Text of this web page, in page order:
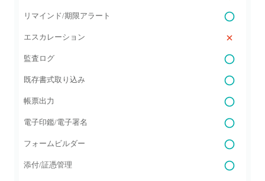
リマインド/期限アラート
エスカレーション
監査ログ
既存書式取り込み
帳票出力
電子印鑑/電子署名
フォームビルダー
添付/証憑管理